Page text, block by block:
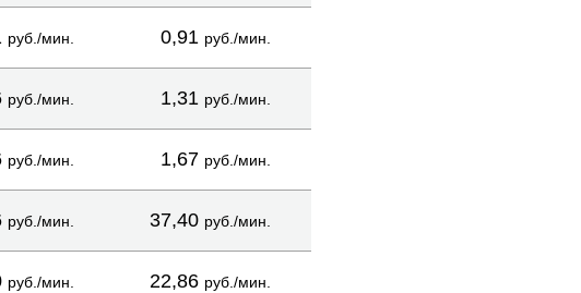
руб./мин. 0,91 руб./мин.
руб./мин. 1,31 руб./мин.
руб./мин. 1,67 руб./мин.
руб./мин. 37,40 руб./мин.
руб./мин. 22,86 руб./мин.